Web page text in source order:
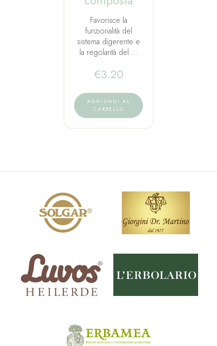
Favorisce la
funzionalità del
sistema digerente e
la regolarità del …
€3.20
AGGIUNGI AL
CARRELLO